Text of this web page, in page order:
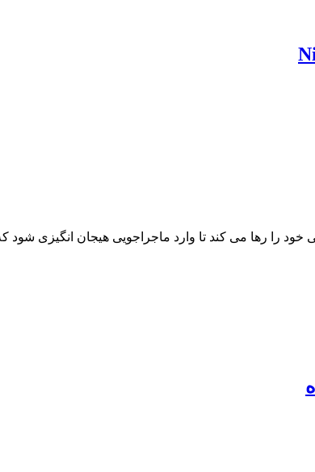
را رها می کند تا وارد ماجراجویی هیجان انگیزی